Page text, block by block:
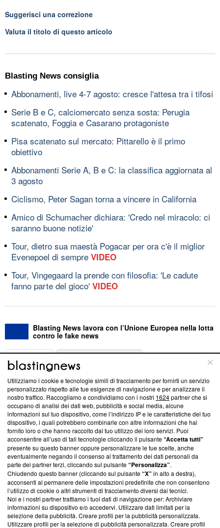
Suggerisci una correzione
Valuta il titolo di questo articolo
Blasting News consiglia
Abbonamenti, live 4-7 agosto: cresce l'attesa tra i tifosi
Serie B e C, calciomercato senza sosta: Perugia
scatenato, Foggia e Casarano protagoniste
Pisa scatenato sul mercato: Pittarello è il primo
obiettivo
Abbonamenti Serie A, B e C: la classifica aggiornata al
3 agosto
Ciclismo, Peter Sagan torna a vincere in California
Amico di Schumacher dichiara: 'Credo nel miracolo: ci
saranno buone notizie'
Tour, dietro sua maestà Pogacar per ora c'è il miglior
Evenepoel di sempre VIDEO
Tour, Vingegaard la prende con filosofia: 'Le cadute
fanno parte del gioco' VIDEO
Blasting News lavora con l’Unione Europea nella lotta
contro le fake news
ABOUT
Questa sezione offre informazioni trasparenti su Blasting
News, sui nostri processi editoriali e su come ci impegniamo a
creare news di qualità. Inoltre, afferma la nostra aderenza a
‘Trust Project - News with Integrity’Blasting News non è
ancora membro del programma, ma ha richiesto di farne
parte; Trust Project non ha ancora effettuato una verifica di
conformità agli standard.
Su di noi
Team editoriale
Corporate
Redazione
Utilizziamo i cookie e tecnologie simili di tracciamento per fornirti un servizio
personalizzato rispetto alle tue esigenze di navigazione e per analizzare il
nostro traffico. Raccogliamo e condividiamo con i nostri 1624partner che si
occupano di analisi dei dati web, pubblicità e social media, alcune
informazioni sul tuo dispositivo, come l’indirizzo IP e le caratteristiche del tuo
dispositivo, i quali potrebbero combinarle con altre informazioni che hai
fornito loro o che hanno raccolto dal tuo utilizzo dei loro servizi. Puoi
acconsentire all’uso di tali tecnologie cliccando il pulsante“Accetta tutti”
presente su questo banner oppure personalizzare le tue scelte, anche
eventualmente negando il consenso al trattamento dei dati personali da
parte dei partner terzi, cliccando sul pulsante“Personalizza”.
Chiudendo questo banner (cliccando sul pulsante“X”in alto a destra),
acconsenti al permanere delle impostazioni predefinite che non consentono
l’utilizzo di cookie o altri strumenti di tracciamento diversi dai tecnici.
Noi e i nostri partner trattiamo i tuoi dati di navigazione per: Archiviare
informazioni su dispositivo e/o accedervi. Utilizzare dati limitati per la
selezione della pubblicità. Creare profili per la pubblicità personalizzata.
Utilizzare profili per la selezione di pubblicità personalizzata. Creare profili